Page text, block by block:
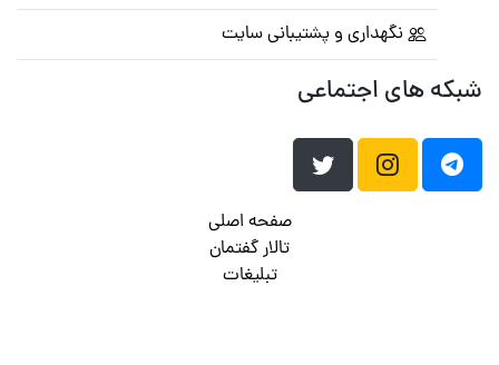
نگهداری و پشتیبانی سایت
شبکه های اجتماعی
صفحه اصلی
تالار گفتمان
تبلیغات